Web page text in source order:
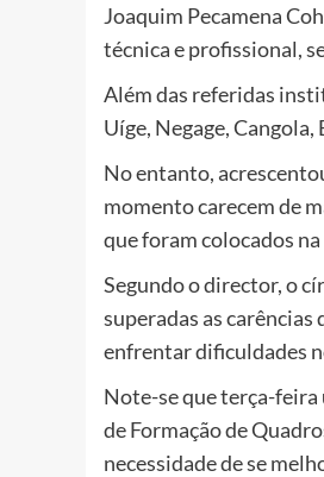
Joaquim Pecamena
técnica e profissional,
Além das referidas
Uíge, Negage,
No entanto,
momento carecem de
que foram colocados
Segundo o director, o
superadas as
enfrentar dificuldades
Note-se que terça-feira
de Formação de
necessidade de se